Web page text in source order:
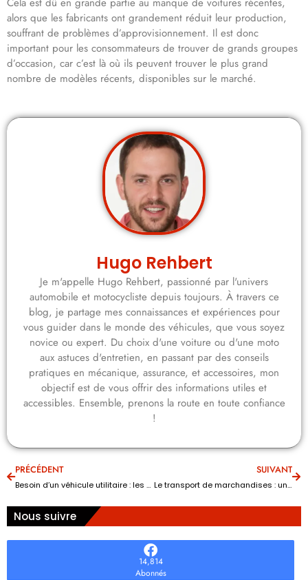
alors que les fabricants ont grandement réduit leur production,
souffrant de problèmes d’approvisionnement. Il est donc
important pour les consommateurs de trouver de grands groupes
d’occasion, car c’est là où ils peuvent trouver le plus grand
nombre de modèles récents, disponibles sur le marché.
Hugo Rehbert
Je m'appelle Hugo Rehbert, passionné par l'univers
automobile et motocycliste depuis toujours. À travers ce
blog, je partage mes connaissances et expériences pour
vous guider dans le monde des véhicules, que vous soyez
novice ou expert. Du choix d'une voiture ou d'une moto
aux astuces d'entretien, en passant par des conseils
pratiques en mécanique, assurance, et accessoires, mon
objectif est de vous offrir des informations utiles et
accessibles. Ensemble, prenons la route en toute confiance
!
PRÉCÉDENT
Besoin d’un véhicule utilitaire : les avantages d’un Renault Kangoo de 3m³ en location
SUIVANT
Le transport de marchandises : un vrai métier
Nous suivre
14,814
Abonnés